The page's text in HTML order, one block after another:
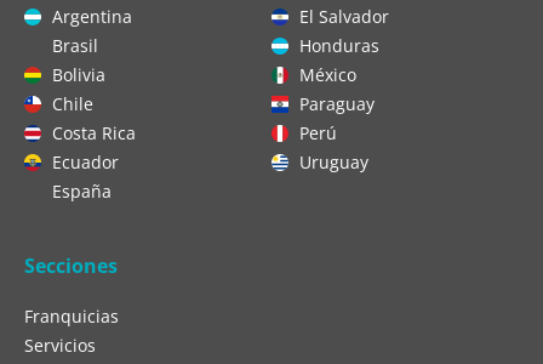
Argentina
Brasil
Bolivia
Chile
Costa Rica
Ecuador
España
El Salvador
Honduras
México
Paraguay
Perú
Uruguay
Secciones
Franquicias
Servicios